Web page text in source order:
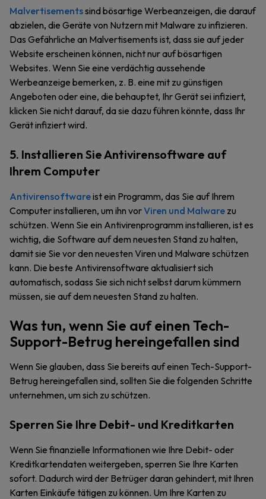
Malvertisementssind bösartige Werbeanzeigen, die darauf
abzielen, die Geräte von Nutzern mit Malware zu infizieren.
Das Gefährliche an Malvertisements ist, dass sie auf jeder
Website erscheinen können, nicht nur auf bösartigen
Websites. Wenn Sie eine verdächtig aussehende
Werbeanzeige bemerken, z. B. eine mit zu günstigen
Angeboten oder eine, die behauptet, Ihr Gerät sei infiziert,
klicken Sie nicht darauf, da sie dazu führen könnte, dass Ihr
Gerät infiziert wird.
5. Installieren Sie Antivirensoftware auf
Ihrem Computer
Antivirensoftwareist ein Programm, das Sie auf Ihrem
Computer installieren, um ihn vorViren und Malware zu
schützen. Wenn Sie ein Antivirenprogramm installieren, ist es
wichtig, die Software auf dem neuesten Stand zu halten,
damit sie Sie vor den neuesten Viren und Malware schützen
kann. Die beste Antivirensoftware aktualisiert sich
automatisch, sodass Sie sich nicht selbst darum kümmern
müssen, sie auf dem neuesten Stand zu halten.
Was tun, wenn Sie auf einen Tech-
Support-Betrug hereingefallen sind
Wenn Sie glauben, dass Sie bereits auf einen Tech-Support-
Betrug hereingefallen sind, sollten Sie die folgenden Schritte
unternehmen, um sich zu schützen.
Sperren Sie Ihre Debit- und Kreditkarten
Wenn Sie finanzielle Informationen wie Ihre Debit- oder
Kreditkartendaten weitergeben, sperren Sie Ihre Karten
sofort. Dadurch wird der Betrüger daran gehindert, mit Ihren
Karten Einkäufe tätigen zu können. Um Ihre Karten zu